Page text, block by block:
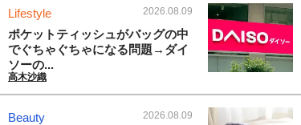
Lifestyle 2026.08.09
ポケットティッシュがバッグの中
でぐちゃぐちゃになる問題→ダイ
ソーの...
高木沙織
Beauty 2026.08.09